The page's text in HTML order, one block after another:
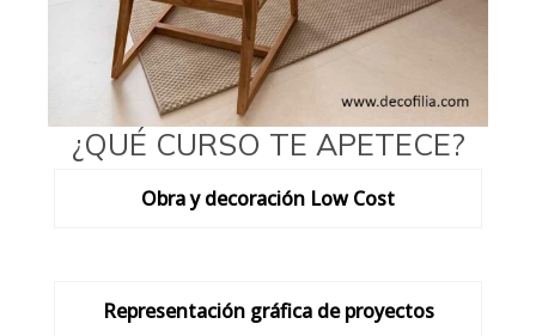
¿QUÉ CURSO TE APETECE?
Obra y decoración Low Cost
Representación gráfica de proyectos